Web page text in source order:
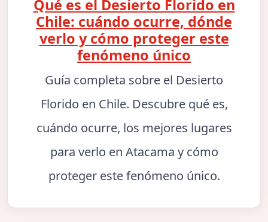
Qué es el Desierto Florido en
Chile: cuándo ocurre, dónde
verlo y cómo proteger este
fenómeno único
Guía completa sobre el Desierto
Florido en Chile. Descubre qué es,
cuándo ocurre, los mejores lugares
para verlo en Atacama y cómo
proteger este fenómeno único.